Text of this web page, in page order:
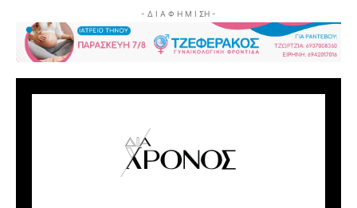
- Δ Ι Α Φ Η Μ Ι ΣΗ -